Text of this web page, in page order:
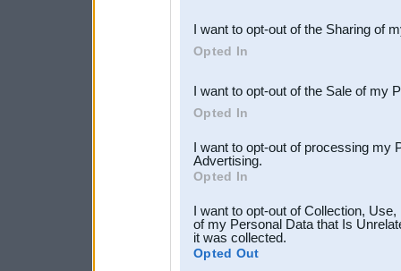
Downstream Participants
third parties.
I want to opt-out of the Sharing of
Opted In
I want to opt-out of the Sale of my
Opted In
I want to opt-out of processing my
Advertising.
Opted In
I want to opt-out of Collection,
of my Personal Data that Is
it was collected.
Opted Out